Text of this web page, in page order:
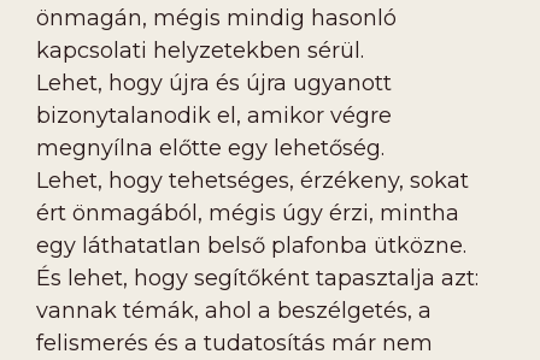
önmagán, mégis mindig hasonló
kapcsolati helyzetekben sérül.
Lehet, hogy újra és újra ugyanott
bizonytalanodik el, amikor végre
megnyílna előtte egy lehetőség.
Lehet, hogy tehetséges, érzékeny, sokat
ért önmagából, mégis úgy érzi, mintha
egy láthatatlan belső plafonba ütközne.
És lehet, hogy segítőként tapasztalja azt:
vannak témák, ahol a beszélgetés, a
felismerés és a tudatosítás már nem